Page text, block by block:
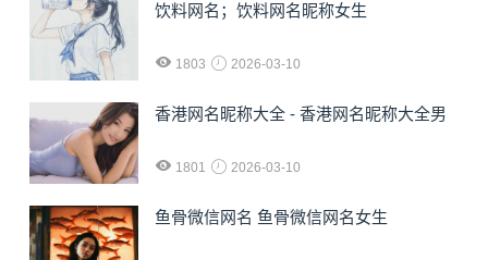
饮料网名；饮料网名昵称女生
1803 2026-03-10
香港网名昵称大全 - 香港网名昵称大全男
1801 2026-03-10
鱼骨微信网名 鱼骨微信网名女生